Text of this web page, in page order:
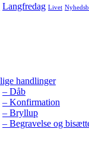
Langfredag Livet
handlinger
– Dåb
– Konfirmation
– Bryllup
– Begravelse og